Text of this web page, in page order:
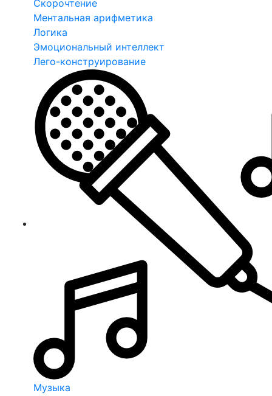
Скорочтение
Ментальная арифметика
Логика
Эмоциональный интеллект
Лего-конструирование
Музыка